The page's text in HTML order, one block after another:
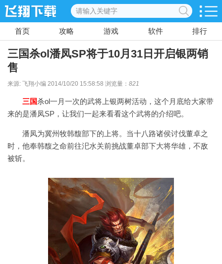
首页 攻略 游戏 软件 排行
三国杀ol潘凤SP将于10月31日开启银两销
售
来源: 飞翔小编 2014/10/20 15:58:58 浏览量： 821
三国杀ol一月一次的武将上银两树活动，这个月底给大家带
来的是潘凤SP，让我们一起来看看这个武将的介绍吧。
潘凤为冀州牧韩馥部下的上将。当十八路诸侯讨伐董卓之
时，他奉韩馥之命前往汜水关前挑战董卓部下大将华雄，不敌
被斩。